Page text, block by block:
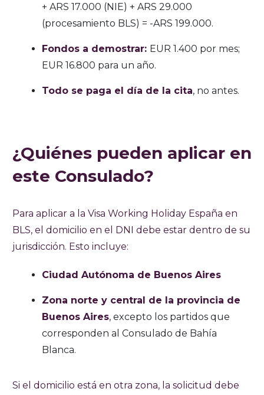
+ ARS 17.000 (NIE) + ARS 29.000
(procesamiento BLS) = -ARS 199.000.
Fondos a demostrar: EUR 1.400 por mes;
EUR 16.800 para un año.
Todo se paga el día de la cita, no antes.
¿Quiénes pueden aplicar en
este Consulado?
Para aplicar a la Visa Working Holiday España en
BLS, el domicilio en el DNI debe estar dentro de su
jurisdicción. Esto incluye:
Ciudad Autónoma de Buenos Aires
Zona norte y central de la provincia de
Buenos Aires, excepto los partidos que
corresponden al Consulado de Bahía
Blanca.
Si el domicilio está en otra zona, la solicitud debe